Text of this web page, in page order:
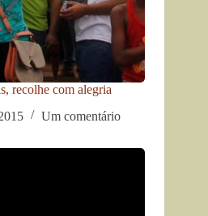
recolhe com alegria
Um comentário